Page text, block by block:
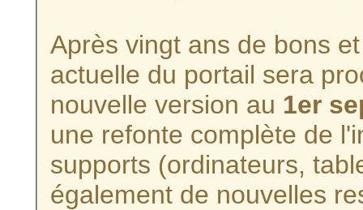
Après vingt ans de bons
actuelle du portail sera
nouvelle version au 1er
une refonte complète de
supports (ordinateurs,
également de nouvelles